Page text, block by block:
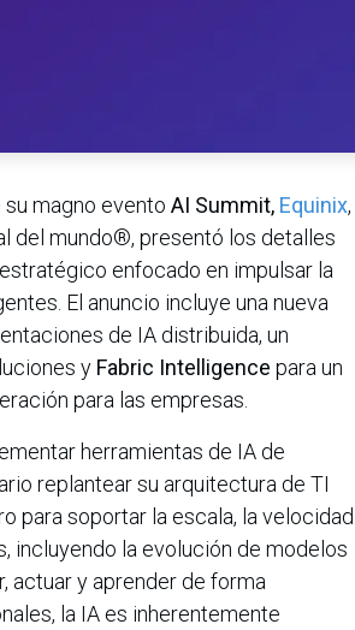
magno evento AI Summit, Equinix,
del mundo®, presentó los detalles
enfocado en impulsar la
El anuncio incluye una nueva
de IA distribuida, un
y Fabric Intelligence para un
para las empresas.
herramientas de IA de
replantear su arquitectura de TI
para soportar la escala, la velocidad
incluyendo la evolución de modelos
actuar y aprender de forma
la IA es inherentemente